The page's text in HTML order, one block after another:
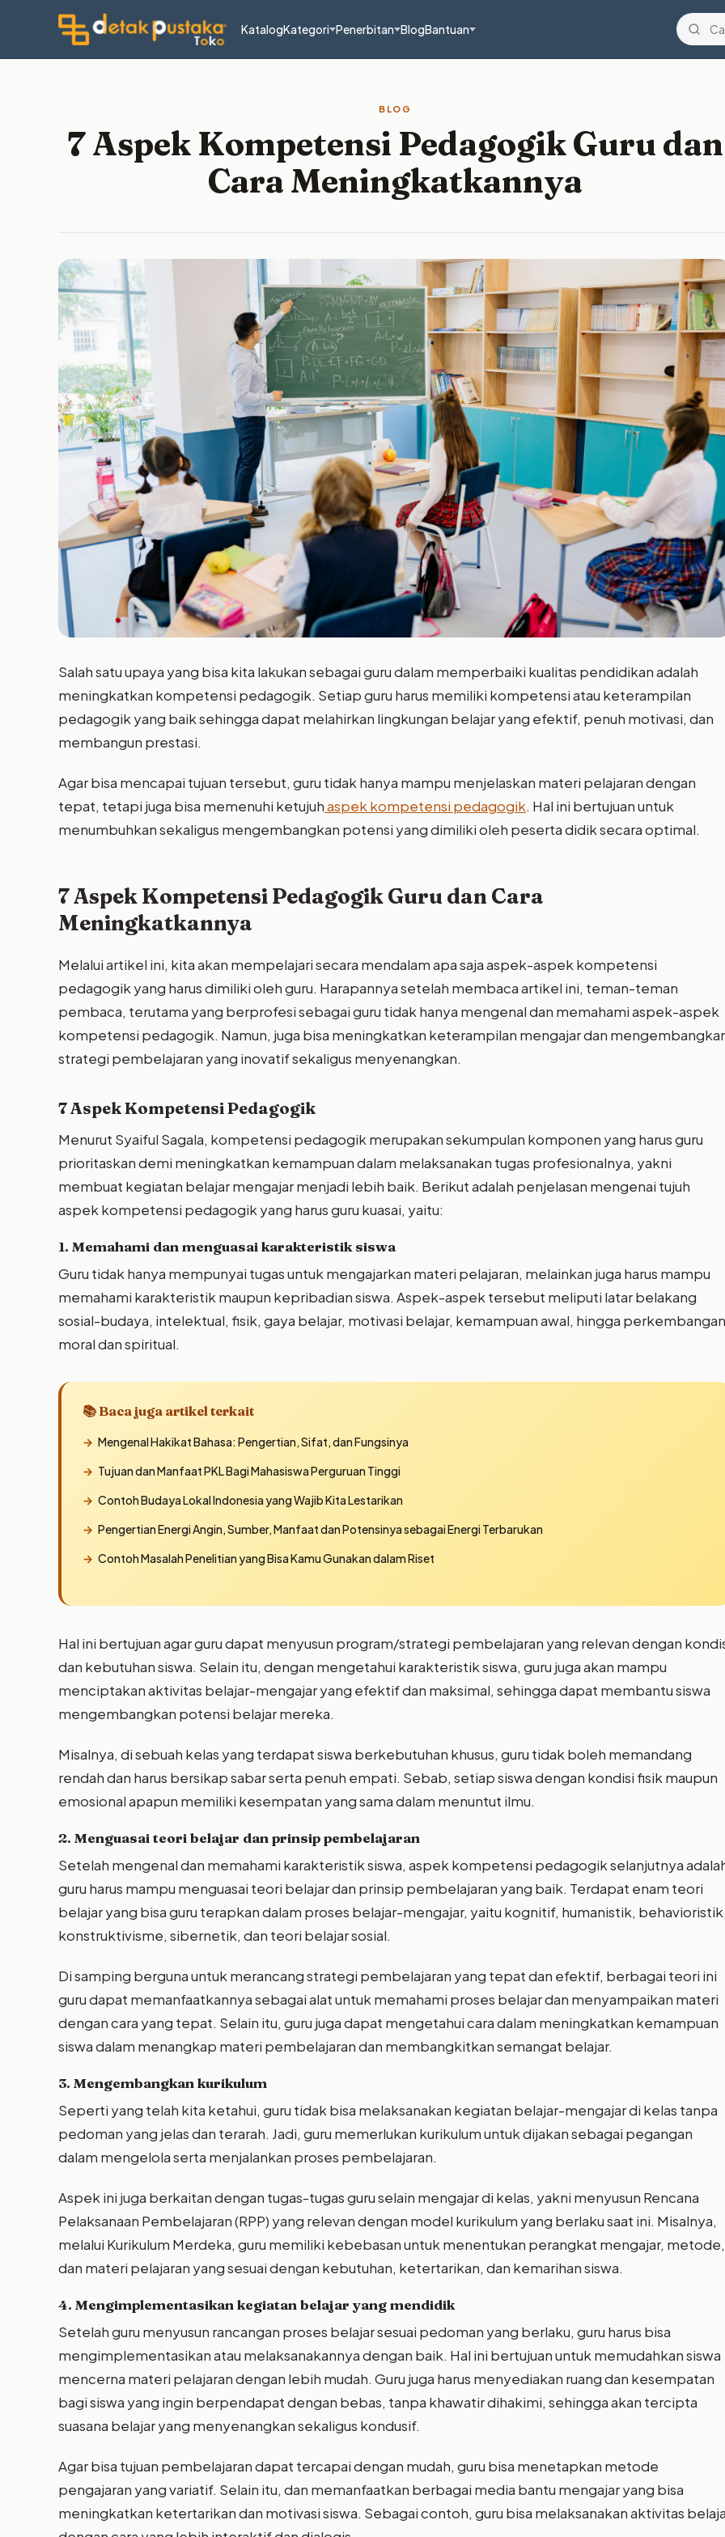
KatalogKategori Penerbitan BlogBantuan
BLOG
7 Aspek Kompetensi Pedagogik Guru dan
Cara Meningkatkannya
Salah satu upaya yang bisa kita lakukan sebagai guru dalam memperbaiki kualitas pendidikan adalah
meningkatkan kompetensi pedagogik. Setiap guru harus memiliki kompetensi atau keterampilan
pedagogik yang baik sehingga dapat melahirkan lingkungan belajar yang efektif, penuh motivasi, dan
membangun prestasi.
Agar bisa mencapai tujuan tersebut, guru tidak hanya mampu menjelaskan materi pelajaran dengan
tepat, tetapi juga bisa memenuhi ketujuhaspek kompetensi pedagogik. Hal ini bertujuan untuk
menumbuhkan sekaligus mengembangkan potensi yang dimiliki oleh peserta didik secara optimal.
7 Aspek Kompetensi Pedagogik Guru dan Cara
Meningkatkannya
Melalui artikel ini, kita akan mempelajari secara mendalam apa saja aspek-aspek kompetensi
pedagogik yang harus dimiliki oleh guru. Harapannya setelah membaca artikel ini, teman-teman
pembaca, terutama yang berprofesi sebagai guru tidak hanya mengenal dan memahami aspek-aspek
kompetensi pedagogik. Namun, juga bisa meningkatkan keterampilan mengajar dan
strategi pembelajaran yang inovatif sekaligus menyenangkan.
7 Aspek Kompetensi Pedagogik
Menurut Syaiful Sagala, kompetensi pedagogik merupakan sekumpulan komponen yang harus guru
prioritaskan demi meningkatkan kemampuan dalam melaksanakan tugas profesionalnya, yakni
membuat kegiatan belajar mengajar menjadi lebih baik. Berikut adalah penjelasan mengenai tujuh
aspek kompetensi pedagogik yang harus guru kuasai, yaitu:
1. Memahami dan menguasai karakteristik siswa
Guru tidak hanya mempunyai tugas untuk mengajarkan materi pelajaran, melainkan juga harus mampu
memahami karakteristik maupun kepribadian siswa. Aspek-aspek tersebut meliputi latar belakang
sosial-budaya, intelektual, fisik, gaya belajar, motivasi belajar, kemampuan awal, hingga perkembangan
moral dan spiritual.
📚 Baca juga artikel terkait
Mengenal Hakikat Bahasa: Pengertian, Sifat, dan Fungsinya
Tujuan dan Manfaat PKL Bagi Mahasiswa Perguruan Tinggi
Contoh Budaya Lokal Indonesia yang Wajib Kita Lestarikan
Pengertian Energi Angin, Sumber, Manfaat dan Potensinya sebagai Energi Terbarukan
Contoh Masalah Penelitian yang Bisa Kamu Gunakan dalam Riset
Hal ini bertujuan agar guru dapat menyusun program/strategi pembelajaran yang relevan dengan
dan kebutuhan siswa. Selain itu, dengan mengetahui karakteristik siswa, guru juga akan mampu
menciptakan aktivitas belajar-mengajar yang efektif dan maksimal, sehingga dapat membantu siswa
mengembangkan potensi belajar mereka.
Misalnya, di sebuah kelas yang terdapat siswa berkebutuhan khusus, guru tidak boleh memandang
rendah dan harus bersikap sabar serta penuh empati. Sebab, setiap siswa dengan kondisi fisik maupun
emosional apapun memiliki kesempatan yang sama dalam menuntut ilmu.
2. Menguasai teori belajar dan prinsip pembelajaran
Setelah mengenal dan memahami karakteristik siswa, aspek kompetensi pedagogik selanjutnya
guru harus mampu menguasai teori belajar dan prinsip pembelajaran yang baik. Terdapat enam teori
belajar yang bisa guru terapkan dalam proses belajar-mengajar, yaitu kognitif, humanistik,
konstruktivisme, sibernetik, dan teori belajar sosial.
Di samping berguna untuk merancang strategi pembelajaran yang tepat dan efektif, berbagai teori ini
guru dapat memanfaatkannya sebagai alat untuk memahami proses belajar dan menyampaikan materi
dengan cara yang tepat. Selain itu, guru juga dapat mengetahui cara dalam meningkatkan kemampuan
siswa dalam menangkap materi pembelajaran dan membangkitkan semangat belajar.
3. Mengembangkan kurikulum
Seperti yang telah kita ketahui, guru tidak bisa melaksanakan kegiatan belajar-mengajar di kelas tanpa
pedoman yang jelas dan terarah. Jadi, guru memerlukan kurikulum untuk dijakan sebagai pegangan
dalam mengelola serta menjalankan proses pembelajaran.
Aspek ini juga berkaitan dengan tugas-tugas guru selain mengajar di kelas, yakni menyusun Rencana
Pelaksanaan Pembelajaran (RPP) yang relevan dengan model kurikulum yang berlaku saat ini. Misalnya,
melalui Kurikulum Merdeka, guru memiliki kebebasan untuk menentukan perangkat mengajar, metode,
dan materi pelajaran yang sesuai dengan kebutuhan, ketertarikan, dan kemarihan siswa.
4. Mengimplementasikan kegiatan belajar yang mendidik
Setelah guru menyusun rancangan proses belajar sesuai pedoman yang berlaku, guru harus bisa
mengimplementasikan atau melaksanakannya dengan baik. Hal ini bertujuan untuk memudahkan siswa
mencerna materi pelajaran dengan lebih mudah. Guru juga harus menyediakan ruang dan kesempatan
bagi siswa yang ingin berpendapat dengan bebas, tanpa khawatir dihakimi, sehingga akan tercipta
suasana belajar yang menyenangkan sekaligus kondusif.
Agar bisa tujuan pembelajaran dapat tercapai dengan mudah, guru bisa menetapkan metode
pengajaran yang variatif. Selain itu, dan memanfaatkan berbagai media bantu mengajar yang bisa
meningkatkan ketertarikan dan motivasi siswa. Sebagai contoh, guru bisa melaksanakan aktivitas